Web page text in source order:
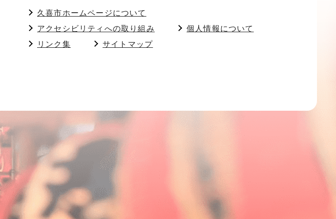
久喜市ホームページについて
アクセシビリティへの取り組み
個人情報について
リンク集
サイトマップ